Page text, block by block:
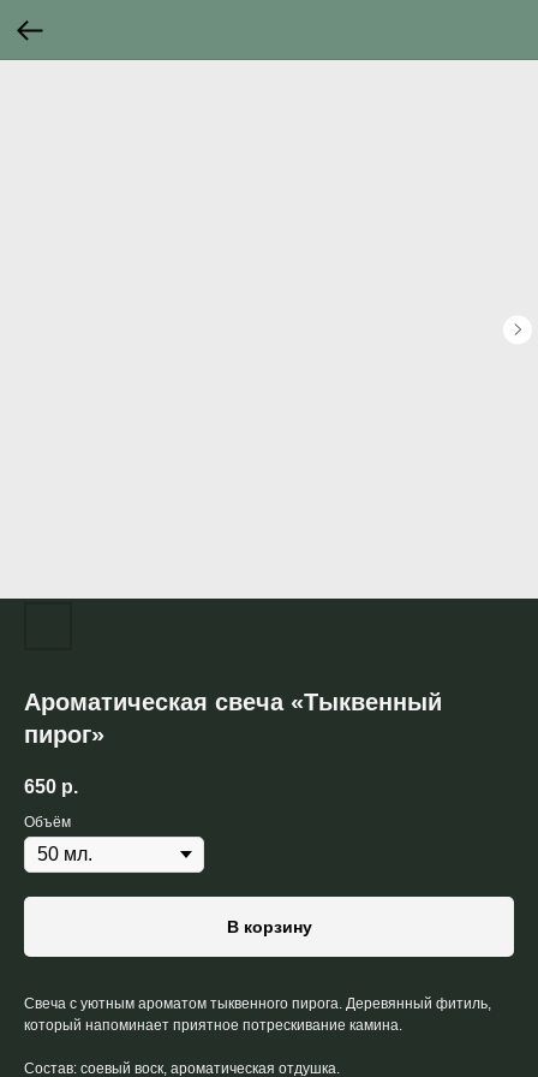
Ароматическая свеча «Тыквенный
пирог»
650 р.
Объём
В корзину
Свеча с уютным ароматом тыквенного пирога. Деревянный фитиль,
который напоминает приятное потрескивание камина.
Состав: соевый воск, ароматическая отдушка.